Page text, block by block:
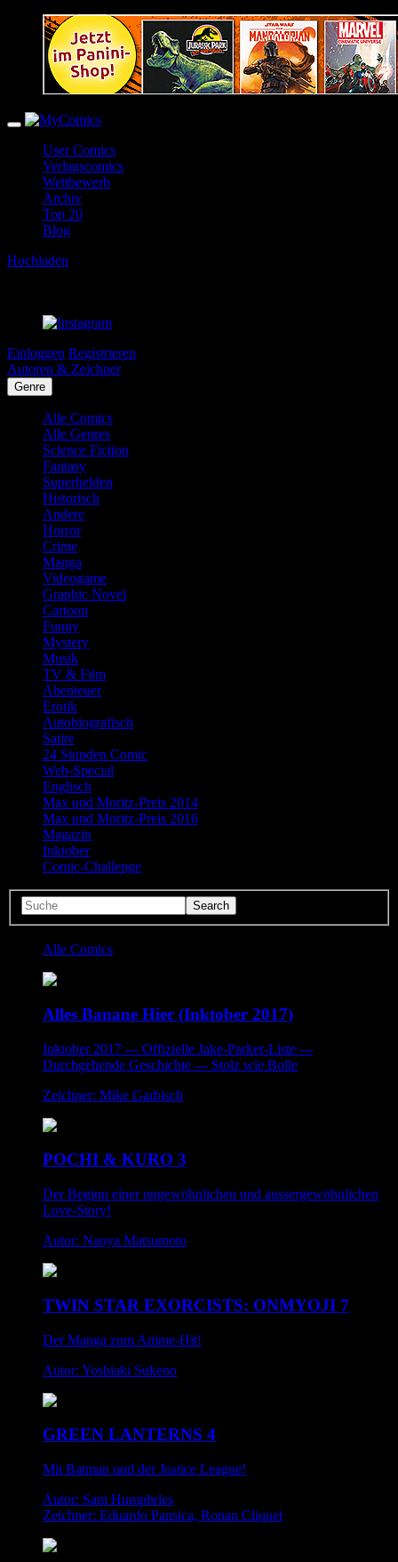
User Comics
Verlagscomics
Wettbewerb
Archiv
Top 20
Blog
Hochladen
Einloggen Registrieren
Autoren & Zeichner
Genre
Alle Comics
Alle Genres
Science Fiction
Fantasy
Superhelden
Historisch
Andere
Horror
Crime
Manga
Videogame
Graphic Novel
Cartoon
Funny
Mystery
Musik
TV & Film
Abenteuer
Erotik
Autobiografisch
Satire
24 Stunden Comic
Web-Special
Englisch
Max und Moritz-Preis 2014
Max und Moritz-Preis 2016
Magazin
Inktober
Comic-Challenge
Alle Comics
Alles Banane Hier (Inktober 2017)
Inktober 2017 --- Offizielle Jake-Parker-Liste ---
Durchgehende Geschichte --- Stolz wie Bolle
Zeichner: Mike Garbisch
POCHI & KURO 3
Der Beginn einer ungewöhnlichen und aussergewöhnlichen
Love-Story!
Autor: Naoya Matsumoto
TWIN STAR EXORCISTS: ONMYOJI 7
Der Manga zum Anime-Hit!
Autor: Yoshiaki Sukeno
GREEN LANTERNS 4
Mit Batman und der Justice League!
Autor: Sam Humphries
Zeichner: Eduardo Pansica, Ronan Cliquet